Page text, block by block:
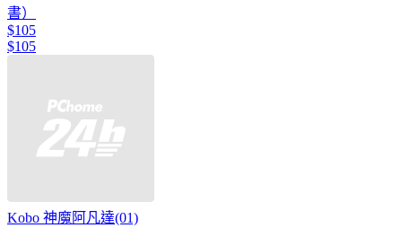
書）
$105
$105
Kobo 神魔阿凡達(01)